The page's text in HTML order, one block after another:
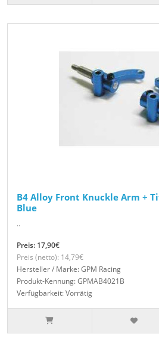
B4 Alloy Front Knuckle Arm +
Blue
..
Preis: 17,90€
Preis (netto): 14,79€
Hersteller / Marke: GPM Racing
Produkt-Kennung: GPMAB4021B
Verfügbarkeit: Vorrätig